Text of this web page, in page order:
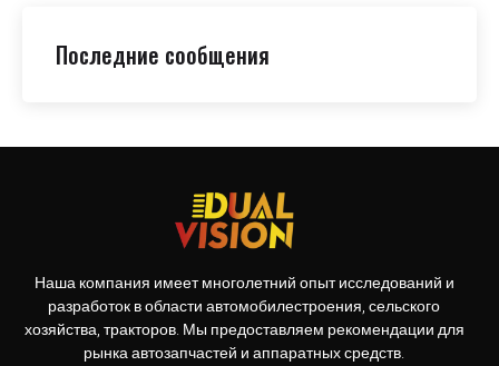
Последние сообщения
Наша компания имеет многолетний опыт исследований и
разработок в области автомобилестроения, сельского
хозяйства, тракторов. Мы предоставляем рекомендации для
рынка автозапчастей и аппаратных средств.